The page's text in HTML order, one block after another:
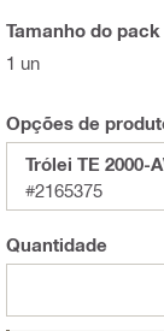
Tamanho do pack
1 un
Opções de
Trólei TE 2000-
#2165375
Quantidade